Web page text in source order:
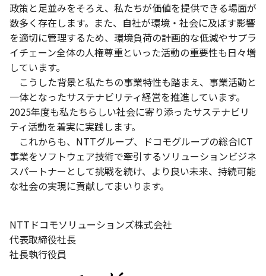
政策と足並みをそろえ、私たちが価値を提供できる場面が
数多く存在します。また、自社が環境・社会に及ぼす影響
を適切に管理するため、環境負荷の計画的な低減やサプラ
イチェーン全体の人権尊重といった活動の重要性も日々増
しています。
こうした背景と私たちの事業特性も踏まえ、事業活動と
一体となったサステナビリティ経営を推進しています。
2025年度も私たちらしい社会に寄り添ったサステナビリ
ティ活動を着実に実践します。
これからも、NTTグループ、ドコモグループの総合ICT
事業をソフトウェア技術で牽引するソリューションビジネ
スパートナーとして挑戦を続け、より良い未来、持続可能
な社会の実現に貢献してまいります。
NTTドコモソリューションズ株式会社
代表取締役社長
社長執行役員